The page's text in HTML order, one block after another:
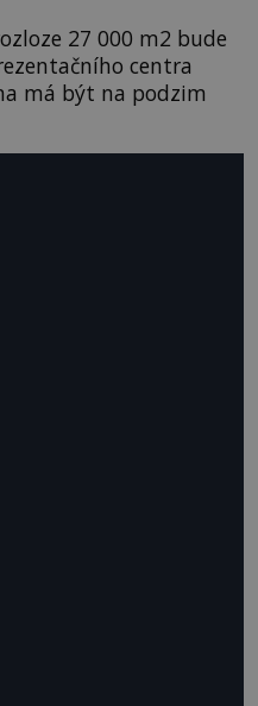
27 000 m2 bude
centra
má být na podzim